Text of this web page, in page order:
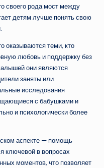
своего рода мост между
детям лучше понять свою
оказываются теми, кто
любовь и поддержку без
они являются
заняты или
исследования
с бабушками и
и психологически более
аспекте — помощь
ключевой в вопросах
моментов, что позволяет